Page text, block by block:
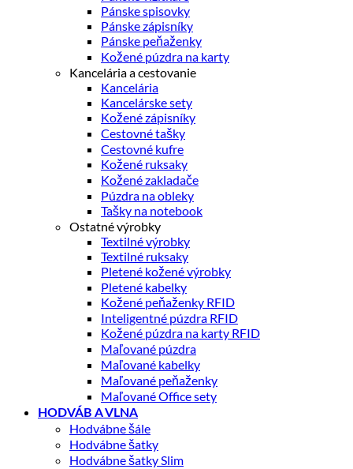
Pánske spisovky
Pánske zápisníky
Pánske peňaženky
Kožené púzdra na karty
Kancelária a cestovanie
Kancelária
Kancelárske sety
Kožené zápisníky
Cestovné tašky
Cestovné kufre
Kožené ruksaky
Kožené zakladače
Púzdra na obleky
Tašky na notebook
Ostatné výrobky
Textilné výrobky
Textilné ruksaky
Pletené kožené výrobky
Pletené kabelky
Kožené peňaženky RFID
Inteligentné púzdra RFID
Kožené púzdra na karty RFID
Maľované púzdra
Maľované kabelky
Maľované peňaženky
Maľované Office sety
HODVÁB A VLNA
Hodvábne šále
Hodvábne šatky
Hodvábne šatky Slim